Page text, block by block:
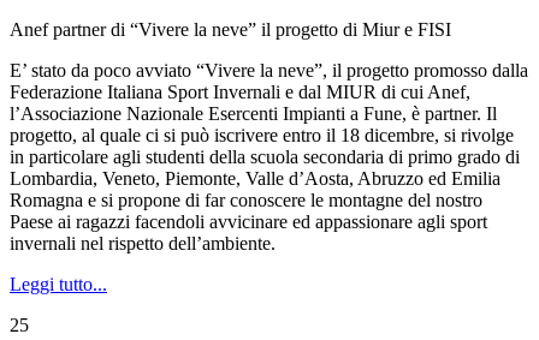
Anef partner di “Vivere la neve” il progetto di Miur e FISI
E’ stato da poco avviato “Vivere la neve”, il progetto promosso dalla
Federazione Italiana Sport Invernali e dal MIUR di cui Anef,
l’Associazione Nazionale Esercenti Impianti a Fune, è partner. Il
progetto, al quale ci si può iscrivere entro il 18 dicembre, si rivolge
in particolare agli studenti della scuola secondaria di primo grado di
Lombardia, Veneto, Piemonte, Valle d’Aosta, Abruzzo ed Emilia
Romagna e si propone di far conoscere le montagne del nostro
Paese ai ragazzi facendoli avvicinare ed appassionare agli sport
invernali nel rispetto dell’ambiente.
Leggi tutto...
25